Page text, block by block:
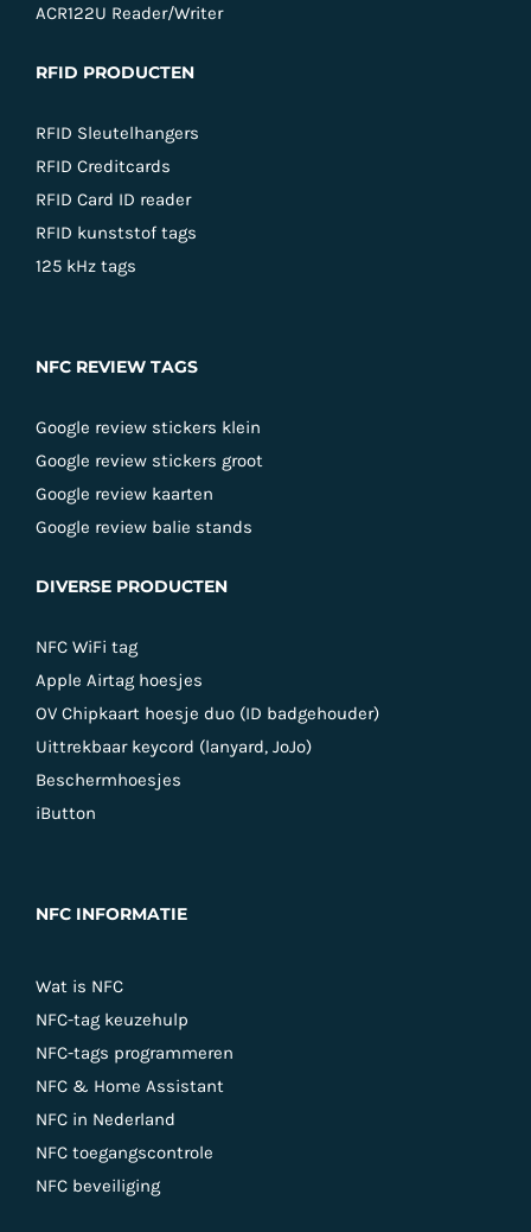
ACR122U Reader/Writer
RFID PRODUCTEN
RFID Sleutelhangers
RFID Creditcards
RFID Card ID reader
RFID kunststof tags
125 kHz tags
NFC REVIEW TAGS
Google review stickers klein
Google review stickers groot
Google review kaarten
Google review balie stands
DIVERSE PRODUCTEN
NFC WiFi tag
Apple Airtag hoesjes
OV Chipkaart hoesje duo (ID badgehouder)
Uittrekbaar keycord (lanyard, JoJo)
Beschermhoesjes
iButton
NFC INFORMATIE
Wat is NFC
NFC-tag keuzehulp
NFC-tags programmeren
NFC & Home Assistant
NFC in Nederland
NFC toegangscontrole
NFC beveiliging